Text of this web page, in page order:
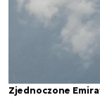
Zjednoczone